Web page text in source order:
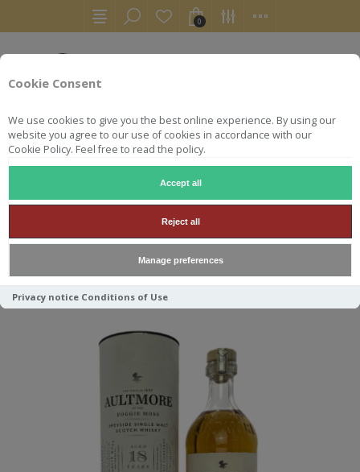
Cookie Consent
We use cookies to give you the best online experience. By using our
website you agree to our use of cookies in accordance with our
Cookie Policy. Feel free to read the policy.
Accept all
Reject all
Manage preferences
Privacy notice Conditions of Use
0
AULTMORE